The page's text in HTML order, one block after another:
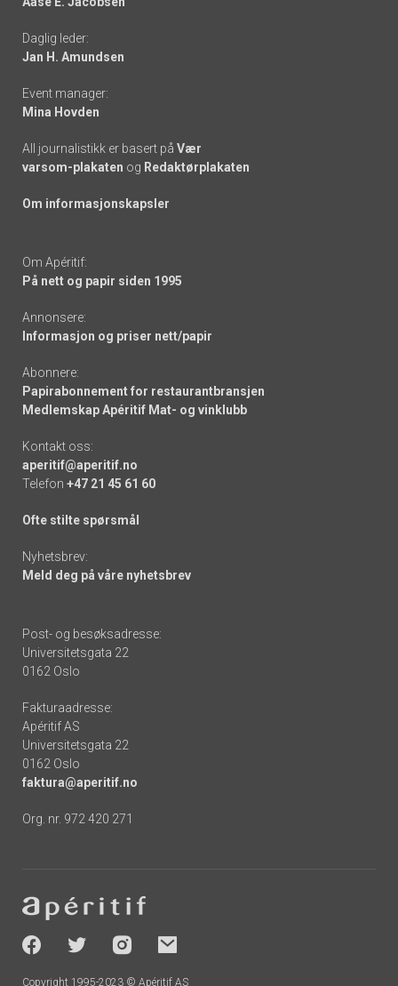
-
links
Daglig leder:
Jan H. Amundsen
Event manager:
Mina Hovden
All journalistikk er basert på Vær
varsom-plakaten og Redaktørplakaten
Om informasjonskapsler
Om Apéritif:
På nett og papir siden 1995
Annonsere:
Informasjon og priser nett/papir
Abonnere:
Papirabonnement for restaurantbransjen
Medlemskap Apéritif Mat- og vinklubb
Kontakt oss:
aperitif@aperitif.no
Telefon +47 21 45 61 60
Ofte stilte spørsmål
Nyhetsbrev:
Meld deg på våre nyhetsbrev
Post- og besøksadresse:
Universitetsgata 22
0162 Oslo
Fakturaadresse:
Apéritif AS
Universitetsgata 22
0162 Oslo
faktura@aperitif.no
Org. nr. 972 420 271
-
socials
Copyright 1995-2023 © Apéritif AS